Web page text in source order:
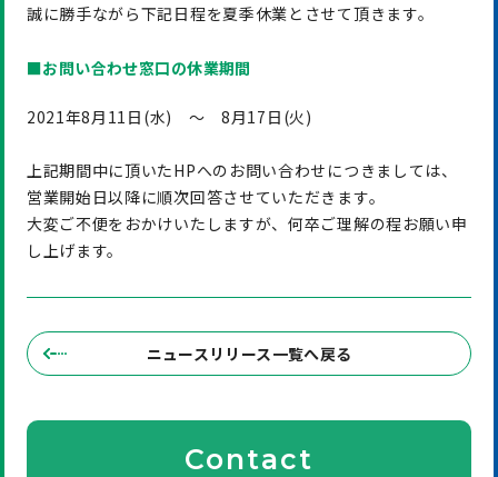
誠に勝手ながら下記日程を夏季休業とさせて頂きます。
■お問い合わせ窓口の休業期間
2021年8月11日(水) ～ 8月17日(火)
上記期間中に頂いたHPへのお問い合わせにつきましては、
営業開始日以降に順次回答させていただきます。
大変ご不便をおかけいたしますが、何卒ご理解の程お願い申
し上げます。
ニュースリリース一覧へ戻る
Contact